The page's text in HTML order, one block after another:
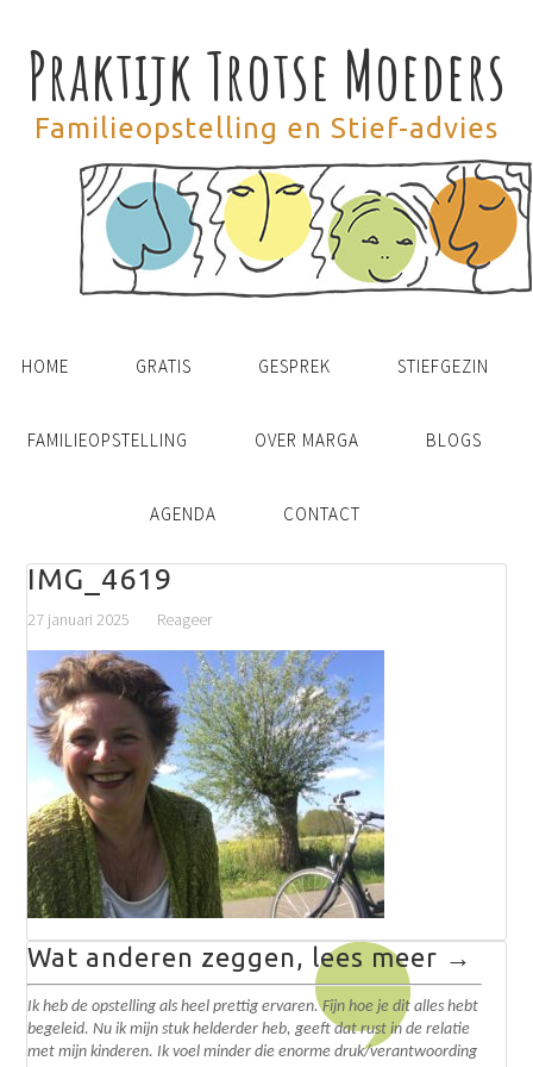
Praktijk Trotse Moeders
Familieopstelling en Stief-advies
HOME GRATIS GESPREK STIEFGEZIN
FAMILIEOPSTELLING OVER MARGA BLOGS
AGENDA CONTACT
IMG_4619
27 januari 2025 Reageer
Wat anderen zeggen, lees meer →
Ik heb de opstelling als heel prettig ervaren. Fijn hoe je dit alles hebt
begeleid. Nu ik mijn stuk helderder heb, geeft dat rust in de relatie
met mijn kinderen. Ik voel minder die enorme druk/verantwoording